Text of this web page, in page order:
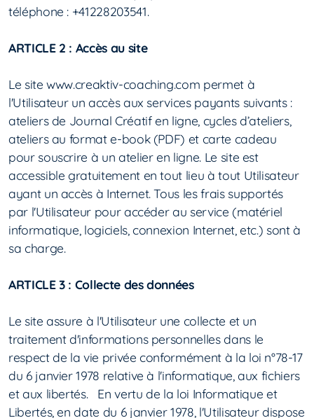
téléphone : +41228203541.
ARTICLE 2 : Accès au site
Le site www.creaktiv-coaching.com permet à
l'Utilisateur un accès aux services payants suivants :
ateliers de Journal Créatif en ligne, cycles d’ateliers,
ateliers au format e-book (PDF) et carte cadeau
pour souscrire à un atelier en ligne. Le site est
accessible gratuitement en tout lieu à tout Utilisateur
ayant un accès à Internet. Tous les frais supportés
par l'Utilisateur pour accéder au service (matériel
informatique, logiciels, connexion Internet, etc.) sont à
sa charge.
ARTICLE 3 : Collecte des données
Le site assure à l'Utilisateur une collecte et un
traitement d'informations personnelles dans le
respect de la vie privée conformément à la loi n°78-17
du 6 janvier 1978 relative à l'informatique, aux fichiers
et aux libertés. En vertu de la loi Informatique et
Libertés, en date du 6 janvier 1978, l'Utilisateur dispose